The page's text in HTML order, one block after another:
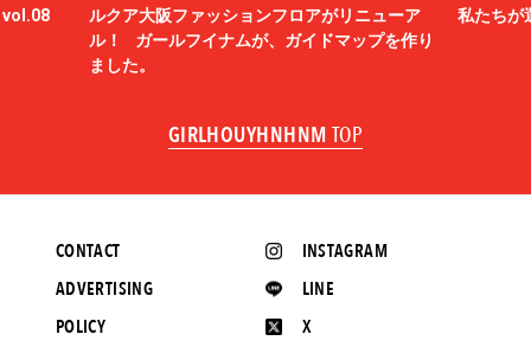
vol.08
ルクア大阪ファッションフロアがリニューア
ル！ ガールフイナムが、ガイドマップを作り
ました。
私たちが
GIRLHOUYHNHNM TOP
INSTAGRAM
LINE
X
CONTACT
ADVERTISING
POLICY